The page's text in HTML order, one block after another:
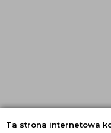
Ta strona internetowa